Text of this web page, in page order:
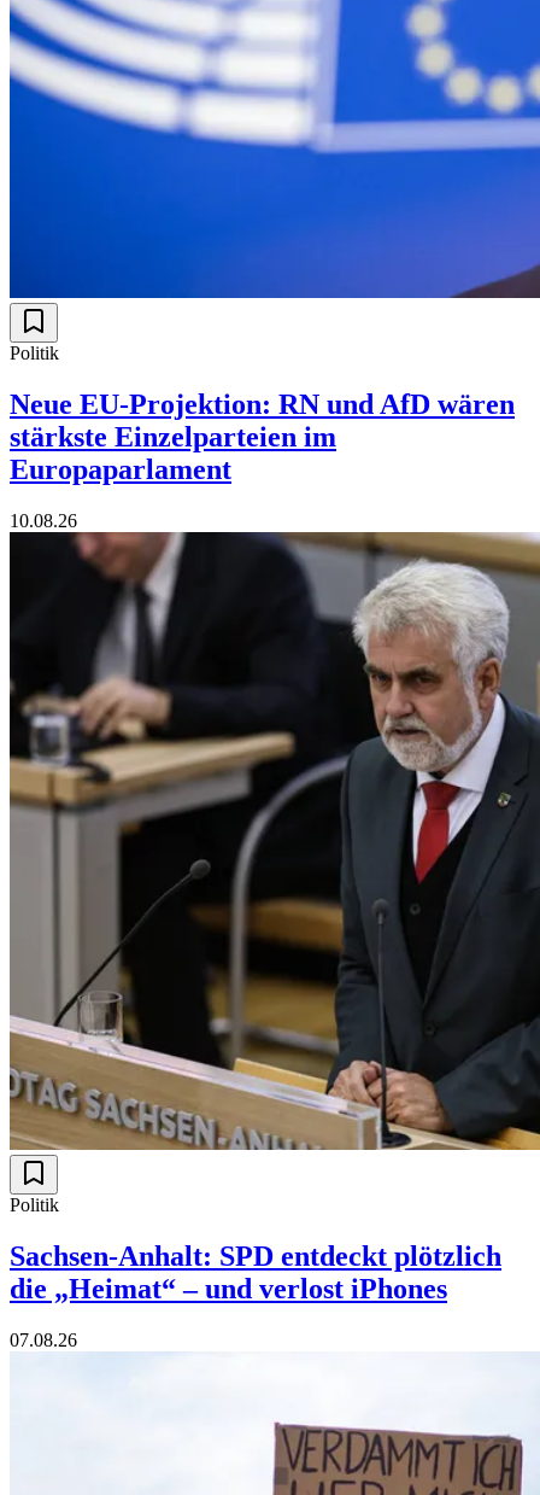
Politik
Neue EU-Projektion: RN und AfD wären
stärkste Einzelparteien im
Europaparlament
10.08.26
Politik
Sachsen-Anhalt: SPD entdeckt plötzlich
die „Heimat“ – und verlost iPhones
07.08.26